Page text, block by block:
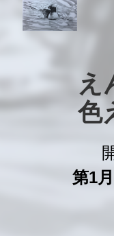
え
色
第1